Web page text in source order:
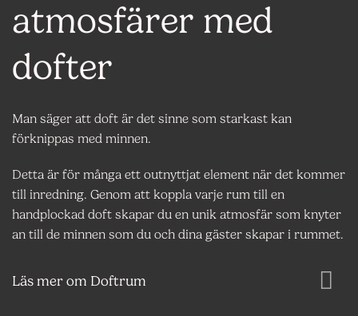
atmosfärer med
dofter
Man säger att doft är det sinne som starkast kan
förknippas med minnen.
Detta är för många ett outnyttjat element när det kommer
till inredning. Genom att koppla varje rum till en
handplockad doft skapar du en unik atmosfär som knyter
an till de minnen som du och dina gäster skapar i rummet.
Läs mer om Doftrum